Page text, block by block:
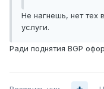
Не нагнешь, нет тех
услуги.
Ради поднятия BGP